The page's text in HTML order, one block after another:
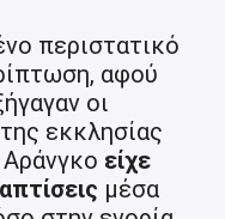
περιστατικό
αφού
οι
εκκλησίας
είχε
μέσα